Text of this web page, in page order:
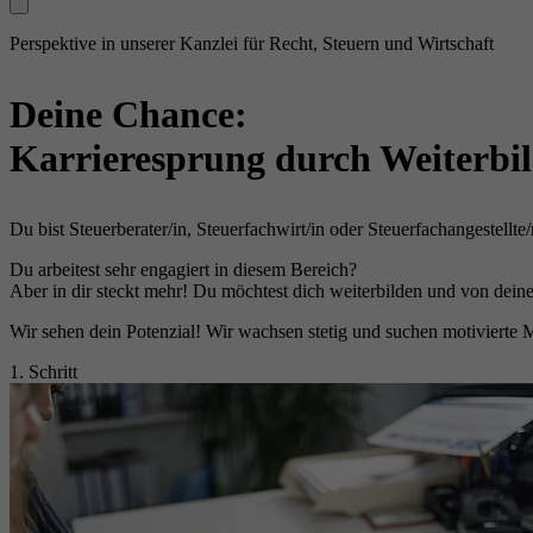
Perspektive in unserer Kanzlei für Recht, Steuern und Wirtschaft
Deine Chance:
Karrieresprung durch
Du bist Steuerberater/in, Steuerfachwirt/in oder
Du arbeitest sehr engagiert in diesem Bereich?
Aber in dir steckt mehr! Du möchtest dich weiterbilden und von
Wir sehen dein Potenzial! Wir wachsen stetig und suchen motivierte
1. Schritt